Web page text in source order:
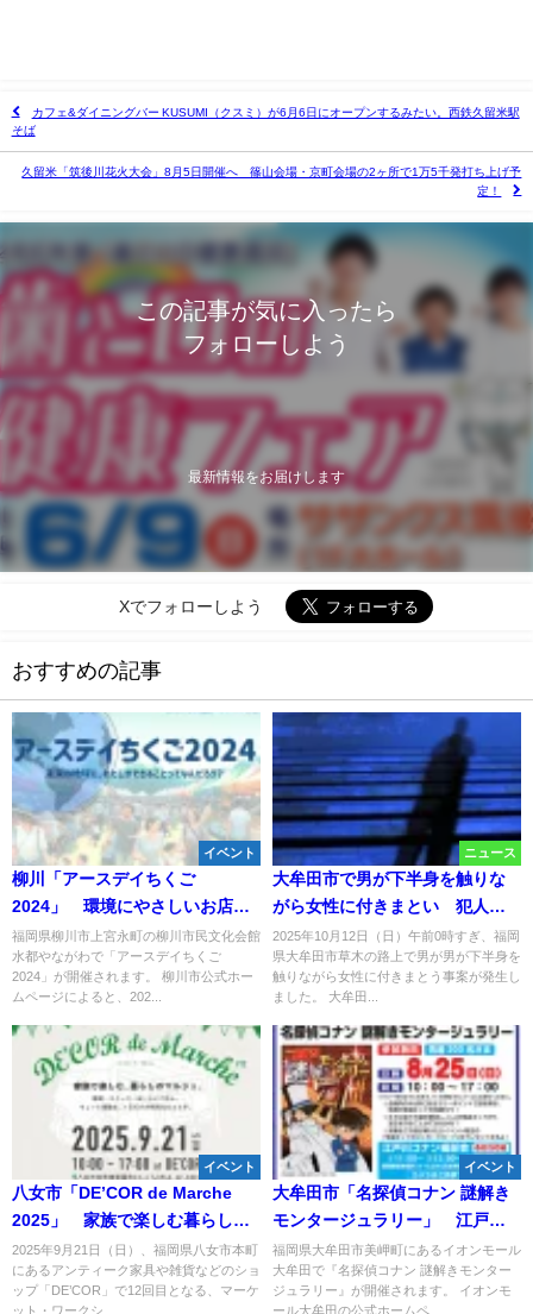
カフェ&ダイニングバー KUSUMI（クスミ）が6月6日にオープンするみたい。西鉄久留米駅
そば
久留米「筑後川花火大会」8月5日開催へ 篠山会場・京町会場の2ヶ所で1万5千発打ち上げ予
定！
この記事が気に入ったら
フォローしよう
最新情報をお届けします
Xでフォローしよう
おすすめの記事
イベント
柳川「アースデイちくご
2024」 環境にやさしいお店や
楽しいイベント・パフォーマン
スも！
福岡県柳川市上宮永町の柳川市民文化会館
水都やながわで「アースデイちくご
2024」が開催されます。 柳川市公式ホー
ムページによると、202...
ニュース
大牟田市で男が下半身を触りな
がら女性に付きまとい 犯人は
60～70歳くらい
2025年10月12日（日）午前0時すぎ、福岡
県大牟田市草木の路上で男が男が下半身を
触りながら女性に付きまとう事案が発生し
ました。 大牟田...
イベント
八女市「DE’COR de Marche
2025」 家族で楽しむ暮らしの
マルシェ開催！
2025年9月21日（日）、福岡県八女市本町
にあるアンティーク家具や雑貨などのショ
ップ「DE’COR」で12回目となる、マーケ
ット・ワークシ...
イベント
大牟田市「名探偵コナン 謎解き
モンタージュラリー」 江戸川
コナン撮影会も同時開催！
福岡県大牟田市美岬町にあるイオンモール
大牟田で『名探偵コナン 謎解きモンター
ジュラリー』が開催されます。 イオンモ
ール大牟田の公式ホームペ...